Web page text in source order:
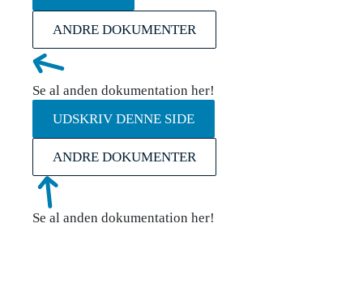
ANDRE DOKUMENTER
Se al anden dokumentation her!
UDSKRIV DENNE SIDE
ANDRE DOKUMENTER
Se al anden dokumentation her!